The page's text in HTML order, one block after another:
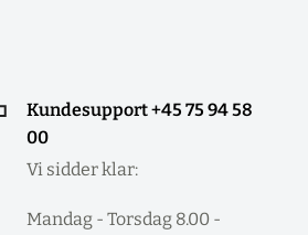
Kundesupport +45 75 94 58
00
Vi sidder klar:
Mandag - Torsdag 8.00 -